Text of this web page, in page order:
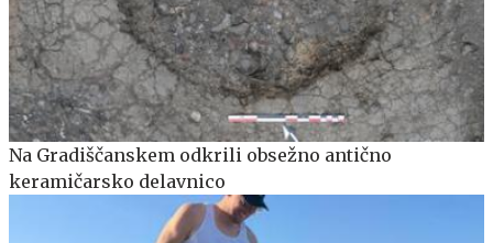
Na Gradiščanskem odkrili obsežno antično
keramičarsko delavnico